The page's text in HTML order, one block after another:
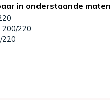
in onderstaande maten
200/220
220